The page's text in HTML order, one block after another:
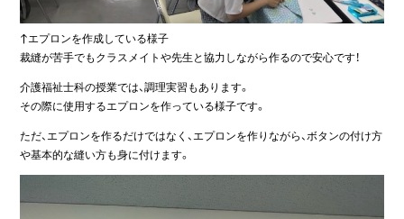
↑エプロンを作成している様子
裁縫が苦手でもクラスメイトや先生と協力しながら作るので安心です！
介護福祉士科の授業では、調理実習もあります。
その際に使用するエプロンを作っている様子です。
ただ、エプロンを作るだけではなく、エプロンを作りながら、ボタンの付け方
や基本的な縫い方も身に付けます。